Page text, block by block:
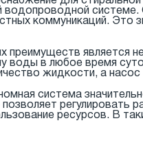
водопроводной
коммуникаций. Это
преимуществ является
воды в любое время
жидкости, а
система
регулировать
ресурсов. В